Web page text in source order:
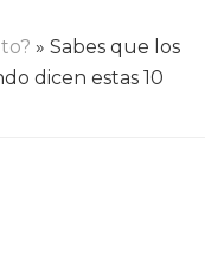
» Sabes que los
dicen estas 10